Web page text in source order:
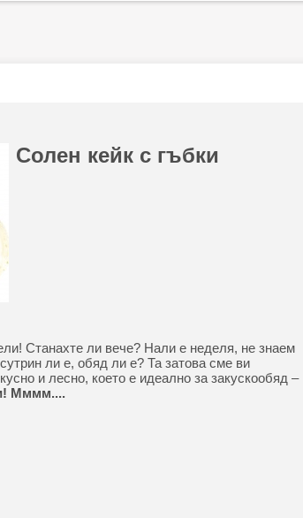
Солен кейк с гъбки
Станахте ли вече? Нали е неделя, не знаем
сутрин ли е, обяд ли е? Та затова сме ви
и лесно, което е идеално за закускообяд –
Мммм....